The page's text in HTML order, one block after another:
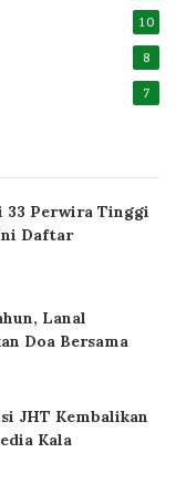
10
8
7
33 Perwira Tinggi
Daftar
Lanal
Doa Bersama
JHT Kembalikan
Kala